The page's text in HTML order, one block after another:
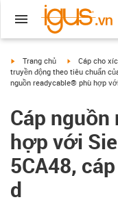
igus-icon-arrow-right
Trang chủ igus-icon-
Cáp cho
truyền động theo tiêu chuẩn
nguồn readycable® phù hợp
Cáp
hợp với
5CA48,
d